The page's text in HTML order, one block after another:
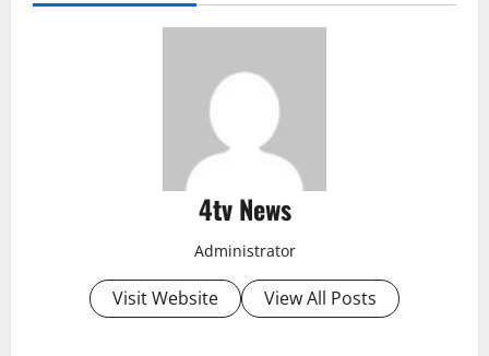
4tv News
Administrator
Visit Website View All Posts